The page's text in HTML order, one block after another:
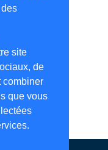
site
de
combiner
que vous